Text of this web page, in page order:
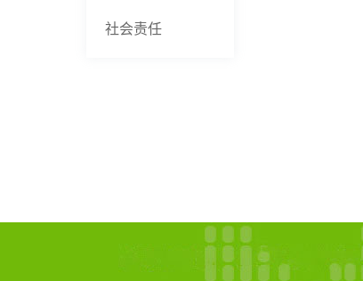
社会责任